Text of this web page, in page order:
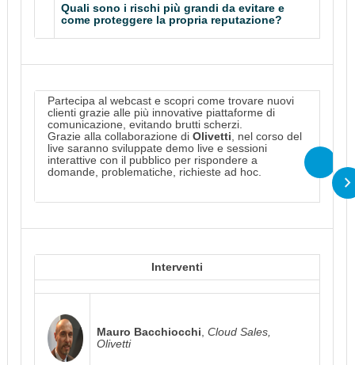
Quali sono i rischi più grandi da evitare e
come proteggere la propria reputazione?
Partecipa al webcast e scopri come trovare nuovi
clienti grazie alle più innovative piattaforme di
comunicazione, evitando brutti scherzi.
Grazie alla collaborazione diOlivetti , nel corso del
live saranno sviluppate demo live e sessioni
interattive con il pubblico per rispondere a
domande, problematiche, richieste ad hoc.
Interventi
Mauro Bacchiocchi ,Cloud Sales,
Olivetti